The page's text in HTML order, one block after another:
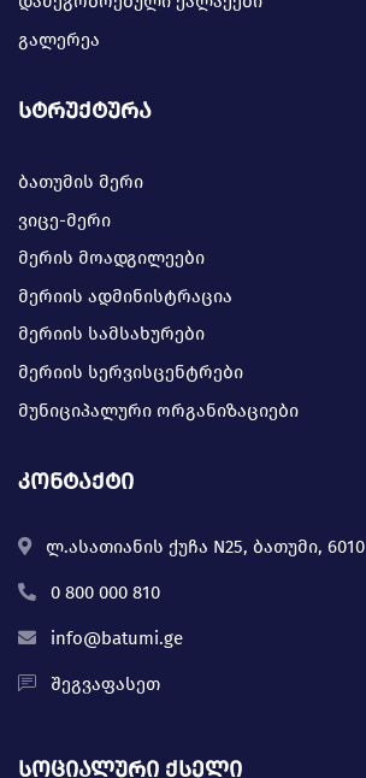
გალერეა
სტრუქტურა
ბათუმის მერი
ვიცე-მერი
მერის მოადგილეები
მერიის ადმინისტრაცია
მერიის სამსახურები
მერიის სერვისცენტრები
მუნიციპალური ორგანიზაციები
კონტაქტი
ლ.ასათიანის ქუჩა N25, ბათუმი, 6010
0 800 000 810
info@batumi.ge
შეგვაფასეთ
სოციალური ქსელი